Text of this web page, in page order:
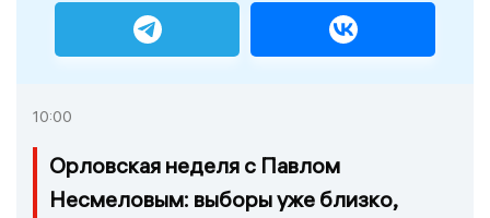
10:00
Орловская неделя с Павлом
Несмеловым: выборы уже близко,